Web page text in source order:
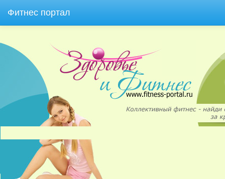
Фитнес портал